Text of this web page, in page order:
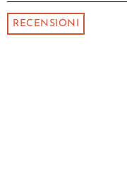
RECENSIONI